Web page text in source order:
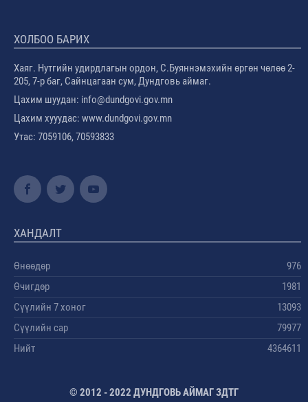
ХОЛБОО БАРИХ
Хаяг. Нутгийн удирдлагын ордон, С.Буяннэмэхийн өргөн чөлөө 2-
205, 7-р баг, Сайнцагаан сум, Дундговь аймаг.
Цахим шуудан: info@dundgovi.gov.mn
Цахим хууудас: www.dundgovi.gov.mn
Утас: 7059106, 70593833
ХАНДАЛТ
Өнөөдөр
976
Өчигдөр
1981
Сүүлийн 7 хоног
13093
Сүүлийн сар
79977
Нийт
4364611
© 2012 - 2022 ДУНДГОВЬ АЙМАГ ЗДТГ